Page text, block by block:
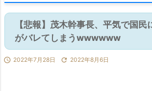
【悲報】茂木幹事長、平気で国民
がバレてしまうwwwwww
 2022年7月28日  2022年8月6日